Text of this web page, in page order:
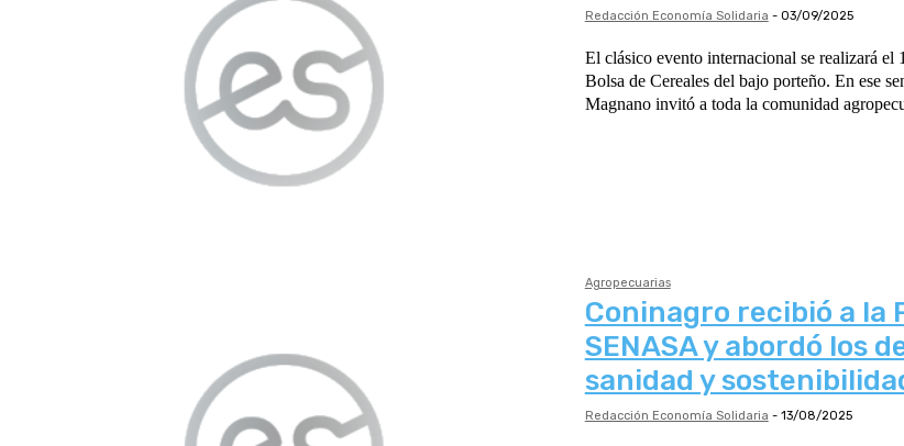
Redacción Economía Solidaria - 03/09/2025
El clásico evento internacional se realizará el
Bolsa de Cereales del bajo porteño. En ese
Magnano invitó a toda la comunidad
Agropecuarias
Coninagro recibió a la
SENASA y abordó los
sanidad y
Redacción Economía Solidaria - 13/08/2025